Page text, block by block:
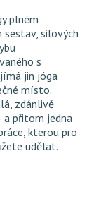
plném
sestav, silových
s
jin jóga
místo.
zdánlivě
a přitom jedna
kterou pro
udělat.